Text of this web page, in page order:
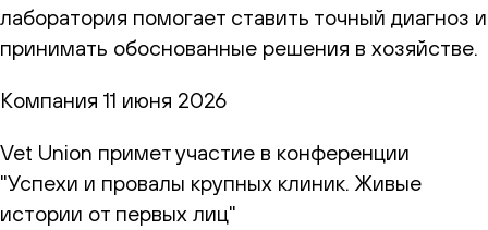
лаборатория помогает ставить точный диагноз и
принимать обоснованные решения в хозяйстве.
Компания 11 июня 2026
Vet Union примет участие в конференции
"Успехи и провалы крупных клиник. Живые
истории от первых лиц"